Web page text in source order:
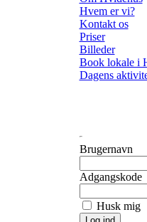
Hvem er vi?
Kontakt os
Priser
Billeder
Book lokale i
Dagens
Brugernavn
Adgangskode
Husk mig